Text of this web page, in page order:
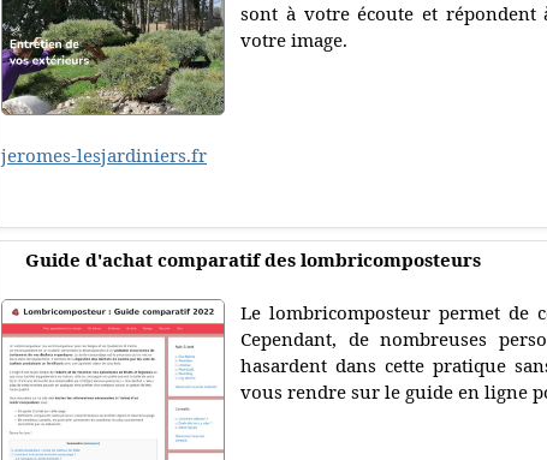
sont à votre écoute et
votre image.
jeromes-lesjardiniers.fr
Guide d'achat comparatif des lombricomposteurs
Le lombricomposteur permet de
Cependant, de nombreuses
hasardent dans cette pratique
vous rendre sur le guide en ligne